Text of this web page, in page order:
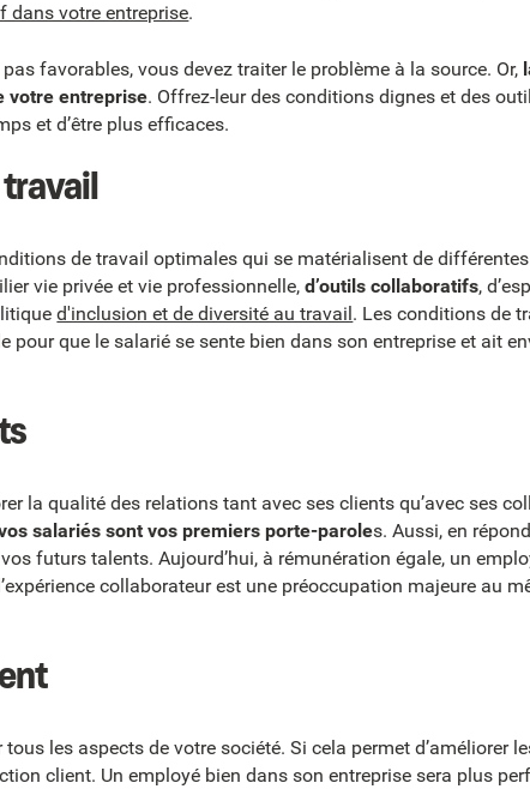
dans votre entreprise.
favorables, vous devez traiter le problème à la source. Or,
votre entreprise. Offrez-leur des conditions dignes et des
et d’être plus efficaces.
de travail optimales qui se matérialisent de différentes
vie privée et vie professionnelle,d’outils collaboratifs,
d'inclusion et de diversité au travail . Les conditions de
que le salarié se sente bien dans son entreprise et ait
la qualité des relations tant avec ses clients qu’avec ses
salariés sont vos premiers porte-paroles. Aussi, en
futurs talents. Aujourd’hui, à rémunération égale, un
collaborateur est une préoccupation majeure au
les aspects de votre société. Si cela permet d’améliorer
client. Un employé bien dans son entreprise sera plus